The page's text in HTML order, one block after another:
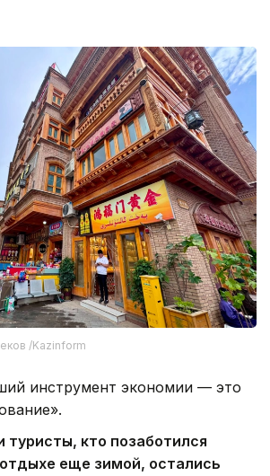
/Kazinform
инструмент экономии — это
кто позаботился
еще зимой, остались